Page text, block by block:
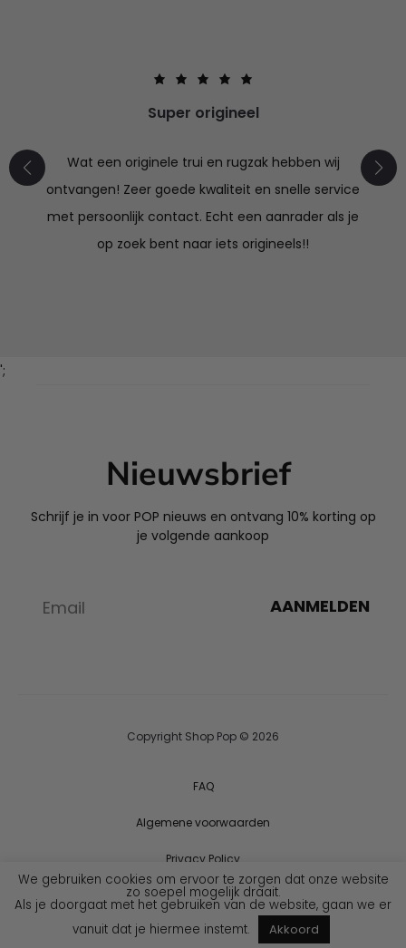
Super origineel
Wat een originele trui en rugzak hebben wij
ontvangen! Zeer goede kwaliteit en snelle service
met persoonlijk contact. Echt een aanrader als je
op zoek bent naar iets origineels!!
';
Nieuwsbrief
Schrijf je in voor POP nieuws en ontvang 10% korting op
je volgende aankoop
AANMELDEN
Copyright Shop Pop © 2026
FAQ
Algemene voorwaarden
Privacy Policy
We gebruiken cookies om ervoor te zorgen dat onze website
zo soepel mogelijk draait.
Als je doorgaat met het gebruiken van de website, gaan we er
vanuit dat je hiermee instemt.
Akkoord